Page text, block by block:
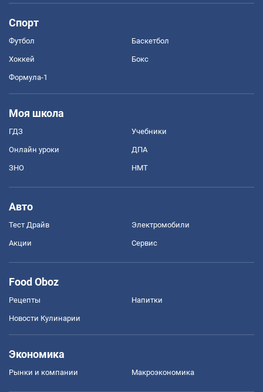
Спорт
Футбол Баскетбол
Хоккей Бокс
Формула-1
Моя школа
ГДЗ Учебники
Онлайн уроки ДПА
ЗНО НМТ
Авто
Тест Драйв Электромобили
Акции Сервис
Food Oboz
Рецепты Напитки
Новости Кулинарии
Экономика
Рынки и компании Mакроэкономика